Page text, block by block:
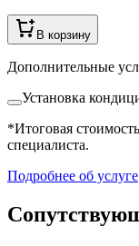
В корзину
Дополнительные
Установка
*Итоговая
специалиста.
Подробнее об услуге